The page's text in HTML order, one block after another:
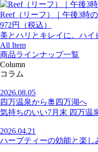
Reef（リーフ）｜午後3時
972円（税込）
美とハリとキレイに。ハ
All Item
商品ラインナップ一覧
Column
コラム
2026.08.05
四万温泉から奥四万湖へ
気持ちのいい7月末 四万温
2026.04.21
ハーブティーの効能と楽し